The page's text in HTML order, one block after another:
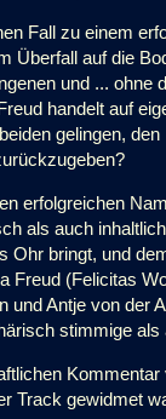
Fall zu einem
Überfall auf die
und ... ohne
handelt auf
gelingen,
erfolgreichen
als auch
Ohr bringt, und
Freud (Felicitas
Antje von der
stimmige
Track gewidmet